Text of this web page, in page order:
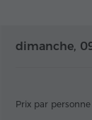
dimanche,
Prix par personne